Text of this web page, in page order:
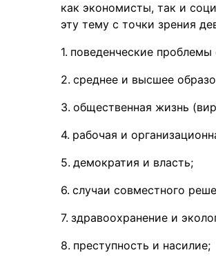
как экономисты, так и
эту тему с точки зрения
поведенческие
среднее и высшее
общественная жизнь
рабочая и
демократия и власть;
случаи совместного
здравоохранение и
преступность и насилие;